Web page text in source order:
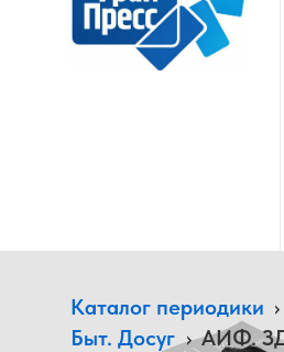
Каталог периодики ›
Быт. Досуг › АИФ.